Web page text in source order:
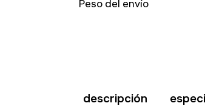
Peso del envío
descripción